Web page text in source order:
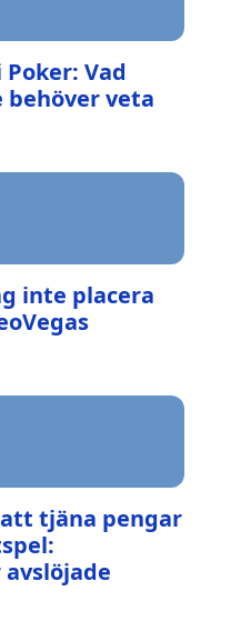
Poker: Vad
behöver veta
inte placera
tjäna pengar